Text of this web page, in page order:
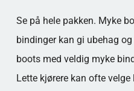
Se på hele pakken. Myke
bindinger kan gi ubehag
boots med veldig myke
Lette kjørere kan ofte